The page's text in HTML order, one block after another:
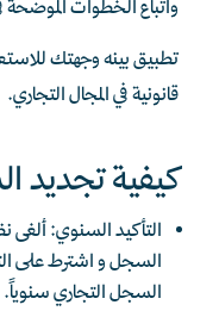
واتباع الخطوات الموضحة
تطبيق بينه وجهتك
قانونية في المجال التجاري.
كيفية تجديد
التأكيد السنوي: ألغى
السجل و اشترط على
السجل التجاري سنوياً.